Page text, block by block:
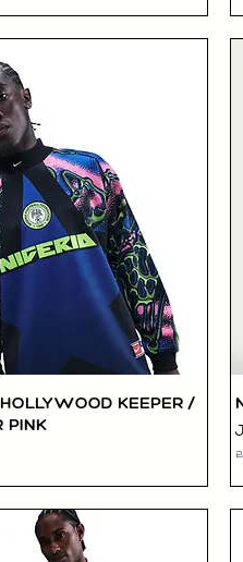
快速瀏覽
KEEPER /
PINK